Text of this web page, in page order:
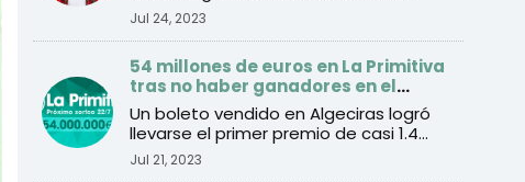
jugadas y mejorar tus cha ...
Jul 24, 2023
54 millones de euros en La Primitiva
tras no haber ganadores en el
sorteo del jueves
Un boleto vendido en Algeciras logró
llevarse el primer premio de casi 1.4
millones de euros tra ...
Jul 21, 2023